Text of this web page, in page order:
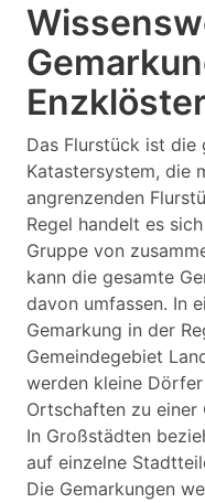
Das Flurstück ist die
Katastersystem, die
angrenzenden
Regel handelt es
Gruppe von
kann die gesamte
davon umfassen. In
Gemarkung in der
Gemeindegebiet
werden kleine
Ortschaften zu einer
In Großstädten
auf einzelne
Die Gemarkungen